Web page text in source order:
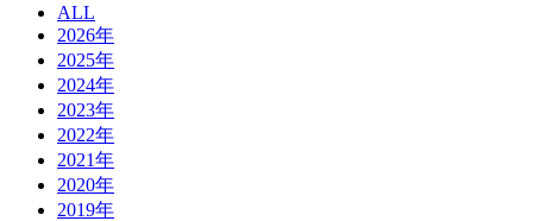
ALL
2026年
2025年
2024年
2023年
2022年
2021年
2020年
2019年